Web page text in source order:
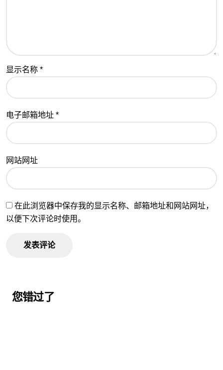
显示名称 *
电子邮箱地址 *
网站网址
在此浏览器中保存我的显示名称、邮箱地址和网站网址，
以便下次评论时使用。
您错过了